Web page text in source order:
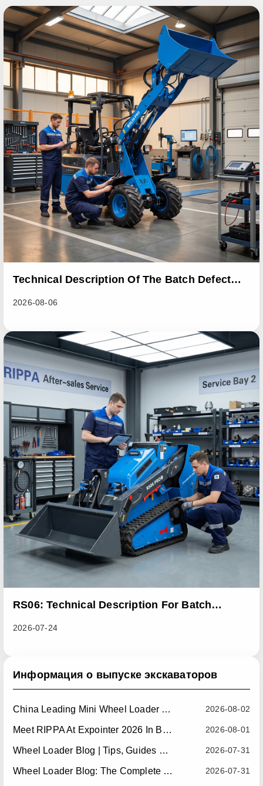
Technical Description Of The Batch Defect
2026-08-06
RS06: Technical Description For Batch
2026-07-24
Информация о выпуске экскаваторов
2026-08-02
China Leading Mini Wheel Loader Supplier: Reliable Compact Wheel Loaders For Global Markets
2026-08-01
Meet RIPPA At Expointer 2026 In Brazil
2026-07-31
Wheel Loader Blog | Tips, Guides & Attachments
2026-07-31
Wheel Loader Blog: The Complete Guide To Wheel Loaders For Construction, Agriculture, And Material Handling